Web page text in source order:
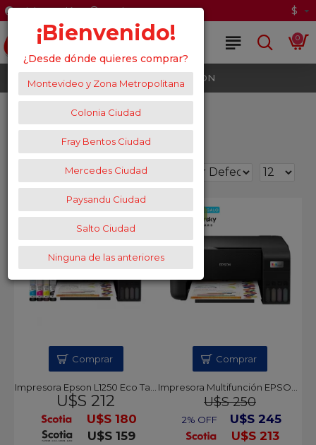
Iniciar Sesión Registrate $
0
Marca EPSON
EPSON
0
Impresora Epson L1250 Eco Tank + antivirus de regalo KASPERSKY
U$S 212
U$S 180
U$S 159
Comprar
Impresora Multifunción EPSON L3210 EcoTank + antivirus de regalo KASPERSKY
U$S 250
2% OFF
U$S 245
U$S 213
Comprar
¡Bienvenido!
¿Desde dónde quieres comprar?
Montevideo y Zona Metropolitana
Colonia Ciudad
Fray Bentos Ciudad
Mercedes Ciudad
Paysandu Ciudad
Salto Ciudad
Ninguna de las anteriores